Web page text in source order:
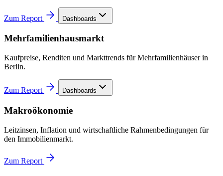
Zum Report Dashboards
Mehrfamilienhausmarkt
Kaufpreise, Renditen und Markttrends für Mehrfamilienhäuser in
Berlin.
Zum Report Dashboards
Makroökonomie
Leitzinsen, Inflation und wirtschaftliche Rahmenbedingungen für
den Immobilienmarkt.
Zum Report